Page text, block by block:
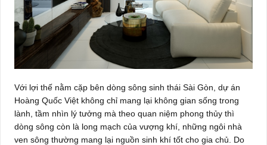
Với lợi thế nằm cặp bên dòng sông sinh thái Sài Gòn, dự án
Hoàng Quốc Việt không chỉ mang lại không gian sống trong
lành, tầm nhìn lý tưởng mà theo quan niệm phong thủy thì
dòng sông còn là long mạch của vượng khí, những ngôi nhà
ven sông thường mang lại nguồn sinh khí tốt cho gia chủ. Do